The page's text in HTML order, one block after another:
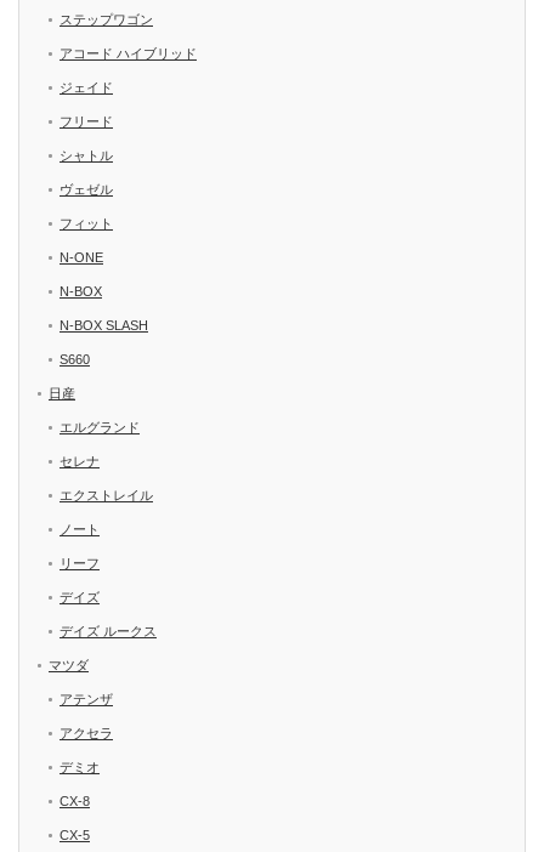
ステップワゴン
アコード ハイブリッド
ジェイド
フリード
シャトル
ヴェゼル
フィット
N-ONE
N-BOX
N-BOX SLASH
S660
日産
エルグランド
セレナ
エクストレイル
ノート
リーフ
デイズ
デイズ ルークス
マツダ
アテンザ
アクセラ
デミオ
CX-8
CX-5